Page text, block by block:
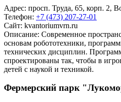
Адрес: просп. Труда, 65, корп. 2,
Телефон: +7 (473) 207-27-01
Сайт: kvantoriumvrn.ru
Описание: Современное
основам робототехники,
технических дисциплин.
спроектированы так, чтобы в
детей с наукой и техникой.
Фермерский парк